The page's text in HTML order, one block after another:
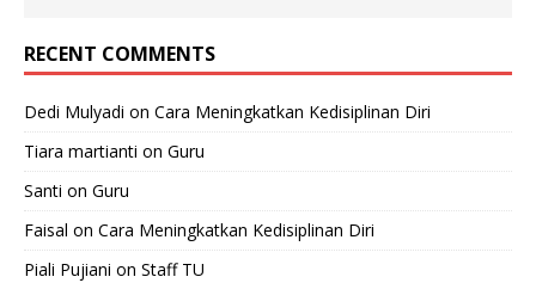
RECENT COMMENTS
Dedi Mulyadi on Cara Meningkatkan Kedisiplinan Diri
Tiara martianti on Guru
Santi on Guru
Faisal on Cara Meningkatkan Kedisiplinan Diri
Piali Pujiani on Staff TU